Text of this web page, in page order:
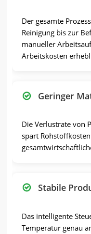
Der gesamte
Reinigung bis zur
manueller
Arbeitskosten
Geringer
Die Verlustrate von
spart
Stabile
Das intelligente
Temperatur genau